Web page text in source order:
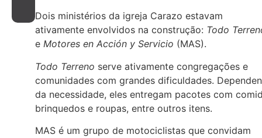
Dois ministérios da igreja Carazo estavam
ativamente envolvidos na construção: Todo
e Motores en Acción y Servicio (MAS).
Todo Terreno serve ativamente congregações e
comunidades com grandes dificuldades.
da necessidade, eles entregam pacotes com
brinquedos e roupas, entre outros itens.
MAS é um grupo de motociclistas que convidam